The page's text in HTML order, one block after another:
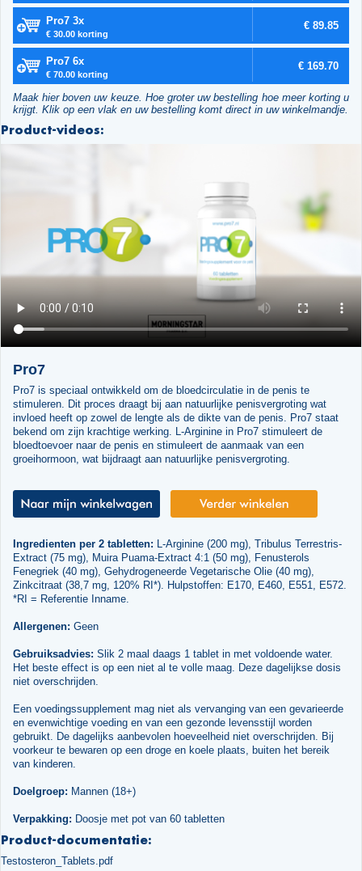
Pro7 3x
€ 30.00 korting
€ 89.85
Pro7 6x
€ 70.00 korting
€ 169.70
Maak hier boven uw keuze. Hoe groter uw bestelling hoe meer korting u
krijgt. Klik op een vlak en uw bestelling komt direct in uw winkelmandje.
Product-videos:
Pro7
Pro7 is speciaal ontwikkeld om de bloedcirculatie in de penis te
stimuleren. Dit proces draagt bij aan natuurlijke penisvergroting wat
invloed heeft op zowel de lengte als de dikte van de penis. Pro7 staat
bekend om zijn krachtige werking. L-Arginine in Pro7 stimuleert de
bloedtoevoer naar de penis en stimuleert de aanmaak van een
groeihormoon, wat bijdraagt aan natuurlijke penisvergroting.
Ingredienten per 2 tabletten: L-Arginine (200 mg), Tribulus Terrestris-
Extract (75 mg), Muira Puama-Extract 4:1 (50 mg), Fenusterols
Fenegriek (40 mg), Gehydrogeneerde Vegetarische Olie (40 mg),
Zinkcitraat (38,7 mg, 120% RI*). Hulpstoffen: E170, E460, E551, E572.
*RI = Referentie Inname.
Allergenen: Geen
Gebruiksadvies: Slik 2 maal daags 1 tablet in met voldoende water.
Het beste effect is op een niet al te volle maag. Deze dagelijkse dosis
niet overschrijden.
Een voedingssupplement mag niet als vervanging van een gevarieerde
en evenwichtige voeding en van een gezonde levensstijl worden
gebruikt. De dagelijks aanbevolen hoeveelheid niet overschrijden. Bij
voorkeur te bewaren op een droge en koele plaats, buiten het bereik
van kinderen.
Doelgroep: Mannen (18+)
Verpakking: Doosje met pot van 60 tabletten
Product-documentatie:
Testosteron_Tablets.pdf